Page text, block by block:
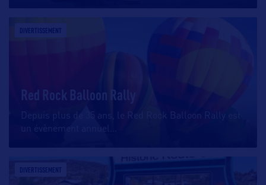
DIVERTISSEMENT
Red Rock Balloon Rally
Depuis plus de 35 ans, le Red Rock Balloon Rally est
un évènement annuel
DIVERTISSEMENT